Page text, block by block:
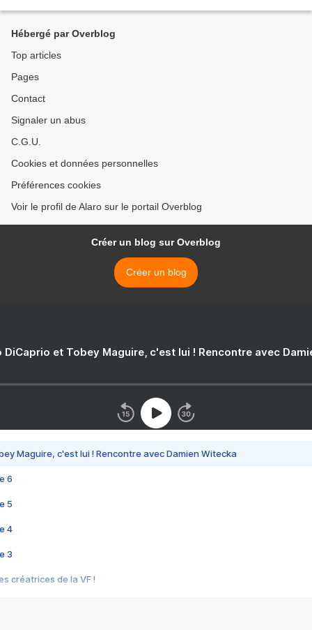
Hébergé par Overblog
Top articles
Pages
Contact
Signaler un abus
C.G.U.
Cookies et données personnelles
Préférences cookies
Voir le profil de Alaro sur le portail Overblog
Créer un blog sur Overblog
Créer un blog
DiCaprio et Tobey Maguire, c'est lui ! Rencontre avec
Maguire, c'est lui ! Rencontre avec Damien Witecka
6
5
4
3
créatrices de la VF !